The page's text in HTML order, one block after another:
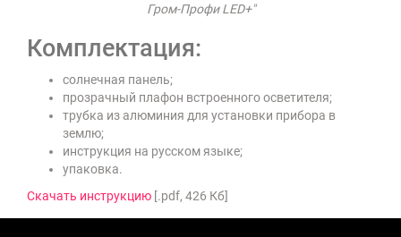
Гром-Профи LED+"
Комплектация:
солнечная панель;
прозрачный плафон встроенного осветителя;
трубка из алюминия для установки прибора в
землю;
инструкция на русском языке;
упаковка.
Скачать инструкцию [.pdf, 426 Кб]